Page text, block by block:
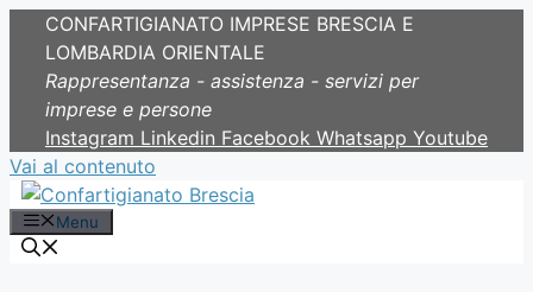
CONFARTIGIANATO IMPRESE BRESCIA E
LOMBARDIA ORIENTALE
Rappresentanza - assistenza - servizi per
imprese e persone
Instagram Linkedin Facebook Whatsapp Youtube
Vai al contenuto
Menu